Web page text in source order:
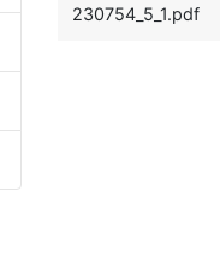
230754_5_1.pdf